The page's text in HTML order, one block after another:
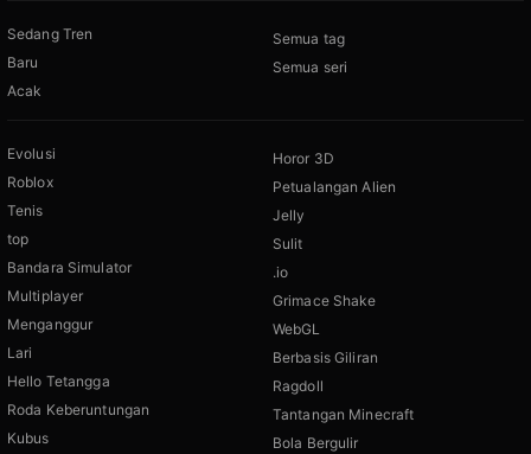
Sedang Tren
Baru
Acak
Semua tag
Semua seri
Evolusi
Roblox
Tenis
top
Bandara Simulator
Multiplayer
Menganggur
Lari
Hello Tetangga
Roda Keberuntungan
Kubus
Horor 3D
Petualangan Alien
Jelly
Sulit
.io
Grimace Shake
WebGL
Berbasis Giliran
Ragdoll
Tantangan Minecraft
Bola Bergulir